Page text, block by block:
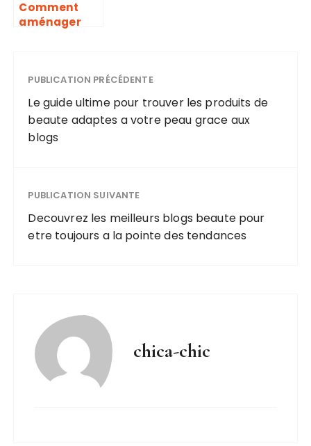
Comment
aménager
sommeil et
réduire le
stress
PUBLICATION PRÉCÉDENTE
Le guide ultime pour trouver les produits de
beaute adaptes a votre peau grace aux
blogs
PUBLICATION SUIVANTE
Decouvrez les meilleurs blogs beaute pour
etre toujours a la pointe des tendances
chica-chic